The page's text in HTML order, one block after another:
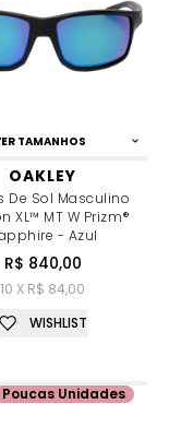
TAMANHOS
OAKLEY
De Sol Masculino
XL™ MT W Prizm®
- Azul
R$ 840,00
10 X R$ 84,00
WISHLIST
Poucas Unidades